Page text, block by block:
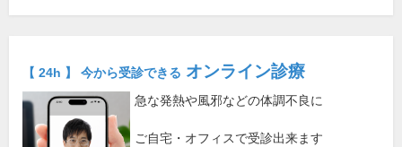
【 24h 】 今から受診できる オンライン診療
急な発熱や風邪などの体調不良に
ご自宅・オフィスで受診出来ます